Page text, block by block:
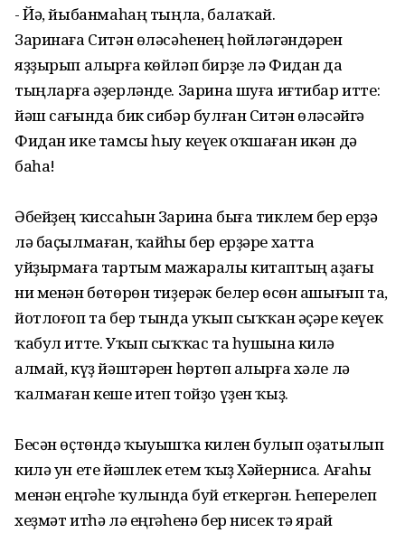
- Йә, йыбанмаһаң тыңла, балаҡай.
Заринаға Ситән өләсәһенең һөйләгәндәрен
яҙҙырып алырға көйләп бирҙе лә Фидан да
тыңларға әҙерләнде. Зарина шуға иғтибар итте:
йәш сағында бик сибәр булған Ситән өләсәйгә
Фидан ике тамсы һыу кеүек оҡшаған икән дә
баһа!
Әбейҙең ҡиссаһын Зарина быға тиклем бер ерҙә
лә баҫылмаған, ҡайһы бер ерҙәре хатта
уйҙырмаға тартым мажаралы китаптың аҙағы
ни менән бөтөрөн тиҙерәк белер өсөн ашығып та,
йотлоғоп та бер тында уҡып сыҡҡан әҫәре кеүек
ҡабул итте. Уҡып сыҡҡас та һушына килә
алмай, күҙ йәштәрен һөртөп алырға хәле лә
ҡалмаған кеше итеп тойҙо үҙен ҡыҙ.
Бесән өҫтөндә ҡыуышҡа килен булып оҙатылып
килә ун ете йәшлек етем ҡыҙ Хәйерниса. Ағаһы
менән еңгәһе ҡулында буй еткергән. Һеперелеп
хеҙмәт итһә лә еңгәһенә бер нисек тә ярай